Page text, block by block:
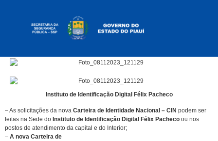
Serviços ao Cidadão
Serviços ao Cidadão
Instituto de Identificação Digital Félix Pacheco
– As solicitações da nova Carteira de Identidade Nacional – CIN podem ser
feitas na Sede do Instituto de Identificação Digital Félix Pacheco ou nos
postos de atendimento da capital e do Interior;
– A nova Carteira de